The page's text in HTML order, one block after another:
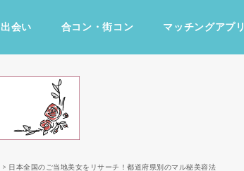
出会い 合コン・街コン マッチングアプリ
> 日本全国のご当地美女をリサーチ！都道府県別のマル秘美容法